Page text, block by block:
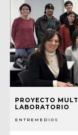
PROYECTO
LABORATORIO
ENTREMEDIOS